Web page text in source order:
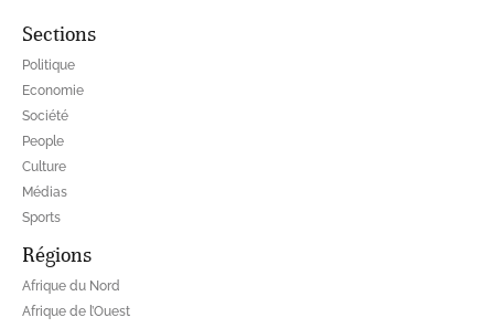
Sections
Politique
Economie
Société
People
Culture
Médias
Sports
Régions
Afrique du Nord
Afrique de l’Ouest